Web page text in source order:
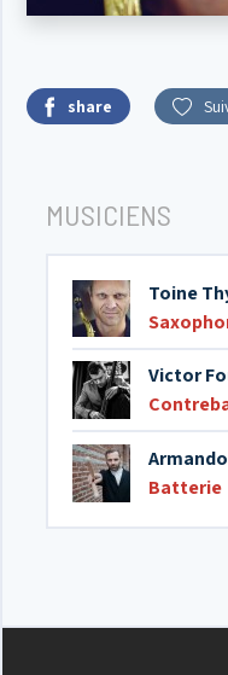
share
MUSICIENS
Toine
Victor
Batterie